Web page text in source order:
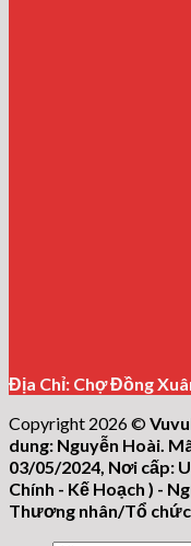
Địa Chỉ: Chợ Đồng
Copyright 2026 ©
dung: Nguyễn Hoài.
03/05/2024, Nơi cấp:
Chính - Kế Hoạch ) -
Thương nhân/Tổ